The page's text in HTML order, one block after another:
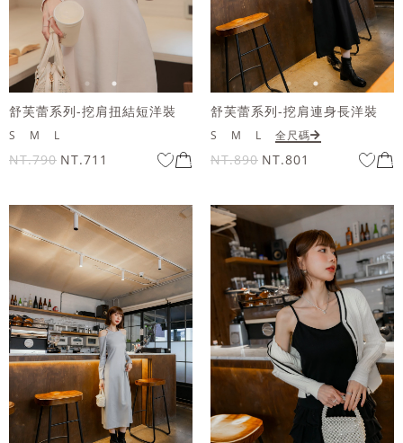
舒芙蕾系列-挖肩扭結短洋裝
S M L
NT.790 NT.711
舒芙蕾系列-挖肩連身長洋裝
S M L 全尺碼
NT.890 NT.801